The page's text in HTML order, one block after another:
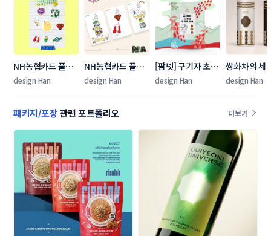
NH농협카드 플레
이트&스티커 디자
design Han
NH농협카드 플레
이트&스티커 디자
design Han
[팜넷] 구기자 초코
볼 / 라벨 + 박스 콘
design Han
쌍화차의 세
체! 올드함에
의 쌍화 패키
발!
design Han
패키지/포장관련 포트폴리오 더보기